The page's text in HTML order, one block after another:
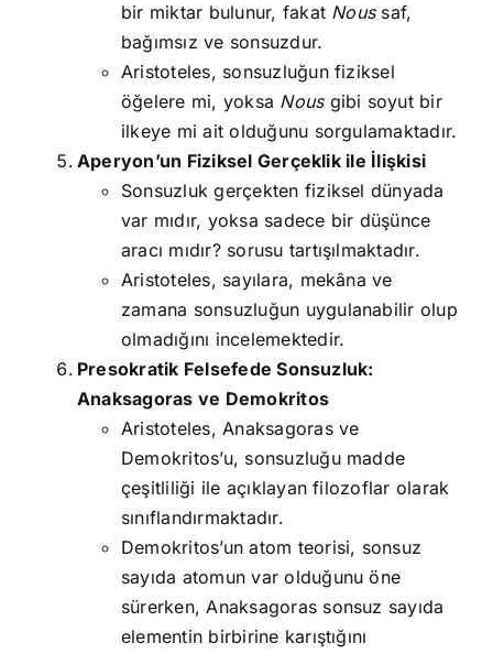
bir miktar bulunur, fakat Noussaf,
bağımsız ve sonsuzdur.
Aristoteles, sonsuzluğun fiziksel
öğelere mi, yoksa Nousgibi soyut bir
ilkeye mi ait olduğunu sorgulamaktadır.
Aperyon’un Fiziksel Gerçeklik ile İlişkisi
Sonsuzluk gerçekten fiziksel dünyada
var mıdır, yoksa sadece bir düşünce
aracı mıdır? sorusu tartışılmaktadır.
Aristoteles, sayılara, mekâna ve
zamana sonsuzluğun uygulanabilir olup
olmadığını incelemektedir.
Presokratik Felsefede Sonsuzluk:
Anaksagoras ve Demokritos
Aristoteles, Anaksagoras ve
Demokritos’u, sonsuzluğu madde
çeşitliliği ile açıklayan filozoflar olarak
sınıflandırmaktadır.
Demokritos’un atom teorisi, sonsuz
sayıda atomun var olduğunu öne
sürerken, Anaksagoras sonsuz sayıda
elementin birbirine karıştığını